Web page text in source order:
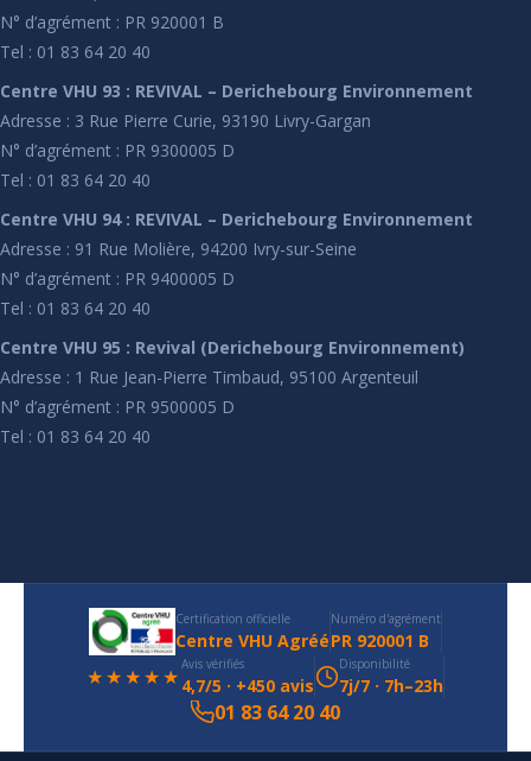
N° d’agrément : PR 920001 B
Tel : 01 83 64 20 40
Centre VHU 93 : REVIVAL – Derichebourg Environnement
Adresse : 3 Rue Pierre Curie, 93190 Livry-Gargan
N° d’agrément : PR 9300005 D
Tel : 01 83 64 20 40
Centre VHU 94 : REVIVAL – Derichebourg Environnement
Adresse : 91 Rue Molière, 94200 Ivry-sur-Seine
N° d’agrément : PR 9400005 D
Tel : 01 83 64 20 40
Centre VHU 95 : Revival (Derichebourg Environnement)
Adresse : 1 Rue Jean-Pierre Timbaud, 95100 Argenteuil
N° d’agrément : PR 9500005 D
Tel : 01 83 64 20 40
Certification officielle
Centre VHU Agréé
Numéro d'agrément
PR 920001 B
★★★★★ Avis vérifiés
4,7/5 · +450 avis
Disponibilité
7j/7 · 7h–23h
01 83 64 20 40